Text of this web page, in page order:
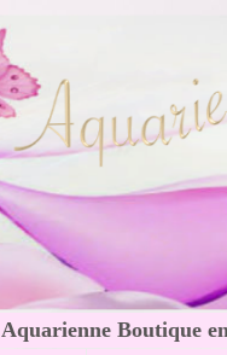
Aquarienne Boutique